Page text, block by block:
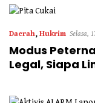
Daerah, Hukrim Selasa,
Modus
Legal, Siapa